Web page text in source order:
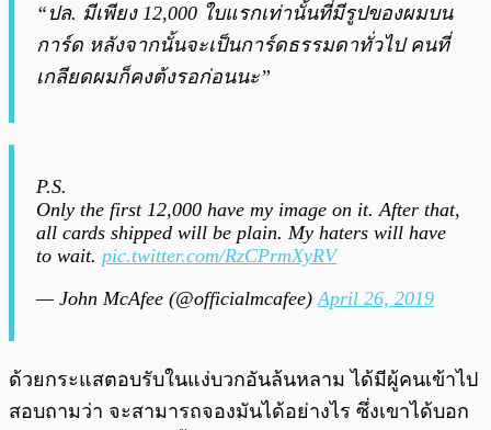
“ปล. มีเพียง 12,000 ใบแรกเท่านั้นที่มีรูปของผมบน
การ์ด หลังจากนั้นจะเป็นการ์ดธรรมดาทั่วไป คนที่
เกลียดผมก็คงต้งรอก่อนนะ”
P.S.
Only the first 12,000 have my image on it. After that,
all cards shipped will be plain. My haters will have
to wait. pic.twitter.com/RzCPrmXyRV
— John McAfee (@officialmcafee) April 26, 2019
ด้วยกระแสตอบรับในแง่บวกอันล้นหลาม ได้มีผู้คนเข้าไป
สอบถามว่า จะสามารถจองมันได้อย่างไร ซึ่งเขาได้บอก